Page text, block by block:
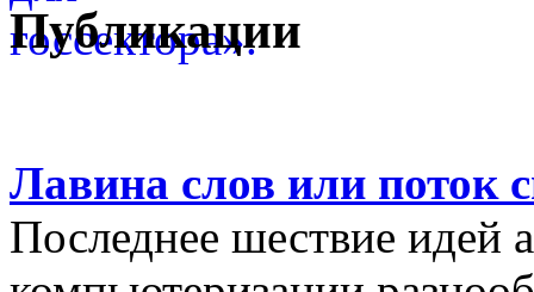
Публикации
Лавина слов или поток
Последнее шествие идей